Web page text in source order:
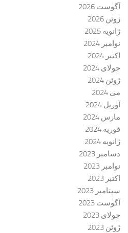
آگوست 2026
ژوئن 2026
ژانویه 2025
نوامبر 2024
اکتبر 2024
جولای 2024
ژوئن 2024
می 2024
آوریل 2024
مارس 2024
فوریه 2024
ژانویه 2024
دسامبر 2023
نوامبر 2023
اکتبر 2023
سپتامبر 2023
آگوست 2023
جولای 2023
ژوئن 2023